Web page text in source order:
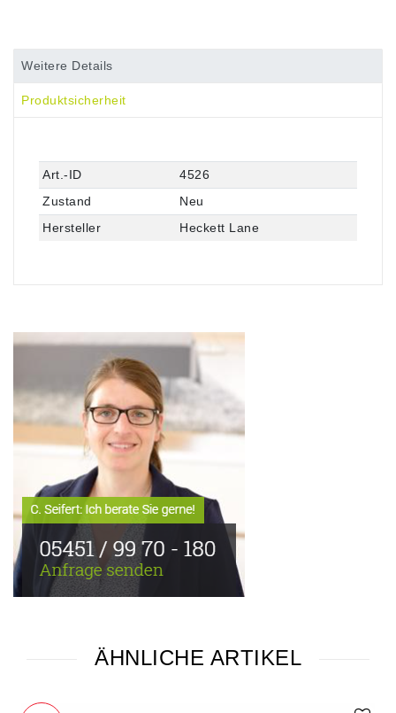
Weitere Details
Produktsicherheit
Technisches
Merkmal
Wert
Art.-ID
4526
Zustand
Neu
Hersteller
Heckett Lane
ÄHNLICHE ARTIKEL